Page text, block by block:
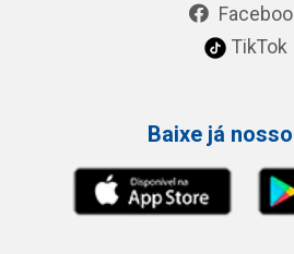
TikTok
Baixe já